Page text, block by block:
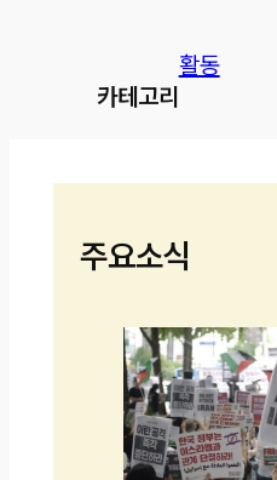
카테고리
활동
주요소식